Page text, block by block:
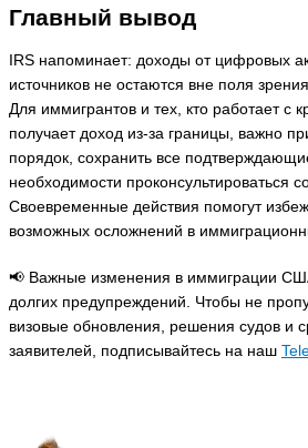
Главный вывод
IRS напоминает: доходы от цифровых
источников не остаются вне поля
Для иммигрантов и тех, кто работает с
получает доход из-за границы, важно
порядок, сохранить все
необходимости проконсультироваться
Своевременные действия помогут
возможных осложнений в
📢 Важные изменения в иммиграции
долгих предупреждений. Чтобы не
визовые обновления, решения судов и
заявителей, подписывайтесь на наш